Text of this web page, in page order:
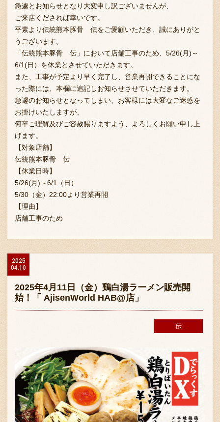
急遽とお知らせとなり大変申し訳ございませんが、
ご来店くだされば幸いです。
平素より伝統熊本豚骨 伝をご愛顧いただき、誠にありがと
うございます。
「伝統熊本豚骨 伝」において店舗工事のため、5/26(月)～
6/1(日）を休業とさせていただきます。
また、工事が予定より早く完了し、営業再開できることにな
った際には、本欄に追記しお知らせさせていただきます。
急遽のお知らせとなってしまい、お客様には大変なご迷惑を
お掛けいたしますが、
何卒ご理解及びご容赦賜りますよう、よろしくお願い申し上
げます。
【対象店舗】
伝統熊本豚骨 伝
【休業日時】
5/26(月)～6/1（日）
5/30（金）22:00より営業再開
【理由】
店舗工事のため
2025
04.10
2025年4月11日（金）鶏白湯ラーメン販売開
始！「 AjisenWorld HAB@店」
伝